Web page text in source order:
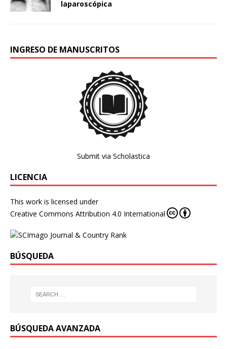
laparoscópica
INGRESO DE MANUSCRITOS
Submit via Scholastica
LICENCIA
This work is licensed under
Creative Commons Attribution 4.0 International
BÚSQUEDA
BÚSQUEDA AVANZADA